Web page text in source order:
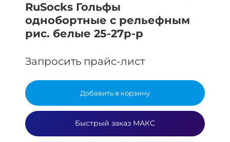
RuSocks Гольфы
однобортные с рельефным
рис. белые 25-27р-р
Запросить прайс-лист
Добавить в корзину
Быстрый заказ МАКС